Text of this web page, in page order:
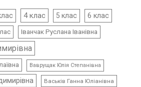
4 клас 5 клас 6 клас
Іванчак Руслана Іванівна
Ваврущак Юлія Степанівна
Васьків Ганна Юліанівна